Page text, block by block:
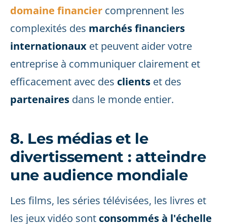
domaine financier comprennent les
complexités des marchés financiers
internationaux et peuvent aider votre
entreprise à communiquer clairement et
efficacement avec des clients et des
partenaires dans le monde entier.
8. Les médias et le
divertissement : atteindre
une audience mondiale
Les films, les séries télévisées, les livres et
les jeux vidéo sont consommés à l'échelle